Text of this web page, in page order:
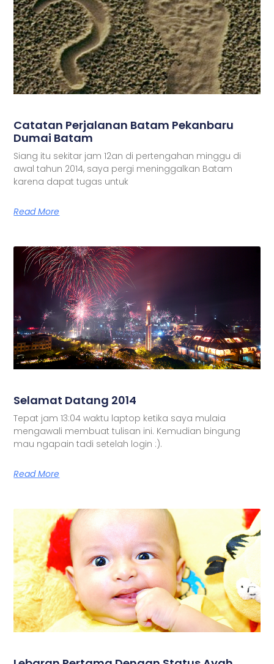
Catatan Perjalanan Batam Pekanbaru
Dumai Batam
Siang itu sekitar jam 12an di pertengahan minggu di
awal tahun 2014, saya pergi meninggalkan Batam
karena dapat tugas untuk
Read More
Selamat Datang 2014
Tepat jam 13:04 waktu laptop ketika saya mulaia
mengawali membuat tulisan ini. Kemudian bingung
mau ngapain tadi setelah login :).
Read More